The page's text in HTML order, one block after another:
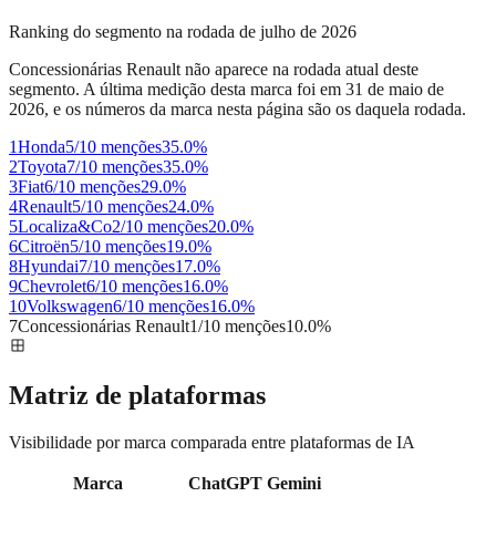
Ranking do segmento na rodada de julho de 2026
Concessionárias Renault não aparece na rodada atual deste
segmento. A última medição desta marca foi em 31 de maio de
2026, e os números da marca nesta página são os daquela rodada.
1Honda5/10 menções35.0%
2Toyota7/10 menções35.0%
3Fiat6/10 menções29.0%
4Renault5/10 menções24.0%
5Localiza&Co2/10 menções20.0%
6Citroën5/10 menções19.0%
8Hyundai7/10 menções17.0%
9Chevrolet6/10 menções16.0%
10Volkswagen6/10 menções16.0%
7Concessionárias Renault1/10 menções10.0%
Matriz de plataformas
Visibilidade por marca comparada entre plataformas de IA
Marca ChatGPT Gemini